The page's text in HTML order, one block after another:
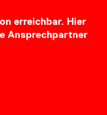
erreichbar. Hier
Ansprechpartner